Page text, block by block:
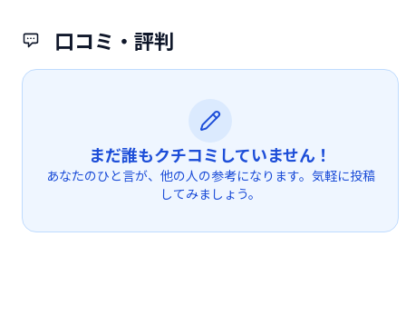
口コミ・評判
まだ誰もクチコミしていません！
あなたのひと言が、他の人の参考になります。気軽に投稿
してみましょう。